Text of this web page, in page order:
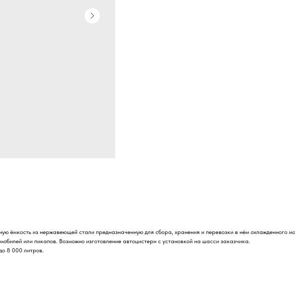
ёмкость из нержавеющей стали предназначенную для сбора, хранения и перевозки в нём охлажденного
или пикапов. Возможно изготовление автоцистерн с установкой на шасси заказчика.
8 000 литров.